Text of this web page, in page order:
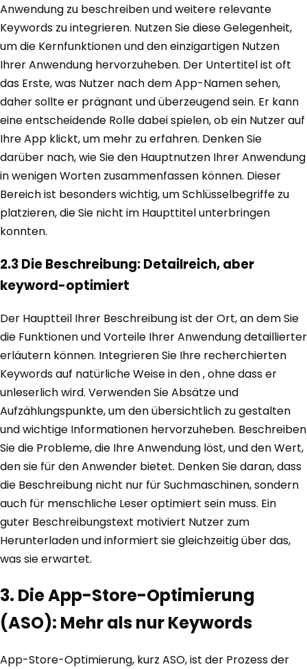
Anwendung zu beschreiben und weitere relevante
Keywords zu integrieren. Nutzen Sie diese Gelegenheit,
um die Kernfunktionen und den einzigartigen Nutzen
Ihrer Anwendung hervorzuheben. Der Untertitel ist oft
das Erste, was Nutzer nach dem App-Namen sehen,
daher sollte er prägnant und überzeugend sein. Er kann
eine entscheidende Rolle dabei spielen, ob ein Nutzer auf
Ihre App klickt, um mehr zu erfahren. Denken Sie
darüber nach, wie Sie den Hauptnutzen Ihrer Anwendung
in wenigen Worten zusammenfassen können. Dieser
Bereich ist besonders wichtig, um Schlüsselbegriffe zu
platzieren, die Sie nicht im Haupttitel unterbringen
konnten.
2.3 Die Beschreibung: Detailreich, aber
keyword-optimiert
Der Hauptteil Ihrer Beschreibung ist der Ort, an dem Sie
die Funktionen und Vorteile Ihrer Anwendung detaillierter
erläutern können. Integrieren Sie Ihre recherchierten
Keywords auf natürliche Weise in den , ohne dass er
unleserlich wird. Verwenden Sie Absätze und
Aufzählungspunkte, um den übersichtlich zu gestalten
und wichtige Informationen hervorzuheben. Beschreiben
Sie die Probleme, die Ihre Anwendung löst, und den Wert,
den sie für den Anwender bietet. Denken Sie daran, dass
die Beschreibung nicht nur für Suchmaschinen, sondern
auch für menschliche Leser optimiert sein muss. Ein
guter Beschreibungstext motiviert Nutzer zum
Herunterladen und informiert sie gleichzeitig über das,
was sie erwartet.
3. Die App-Store-Optimierung
(ASO): Mehr als nur Keywords
App-Store-Optimierung, kurz ASO, ist der Prozess der